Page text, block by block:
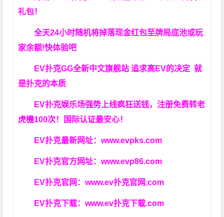
礼包！
全天24小时随机将掉落现金红包至牌局底池或玩
家余额!快体验吧
EV扑克GG全新中文旗舰站 追求高EV的决定就
是扑克的本质
EV扑克娱乐场强势上线疯狂送钱，注册免费转老
虎機100次！国际认证最安心！
EV扑克最新网址：www.evpks.com
EV扑克官方网址：www.evp86.com
EV扑克官网：www.ev扑克官网.com
EV扑克下载：www.ev扑克下载.com